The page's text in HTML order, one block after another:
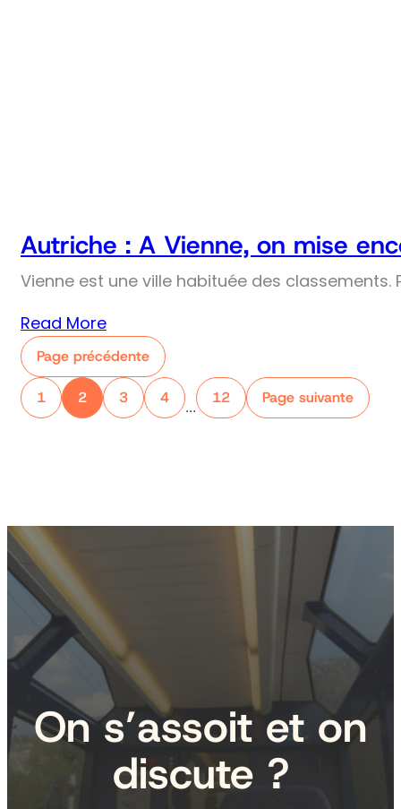
Autriche : A Vienne, on mise
Vienne est une ville habituée des
Read More
Page précédente
1 2 3 4
…
12 Page suivante
On s’assoit et on
discute ?